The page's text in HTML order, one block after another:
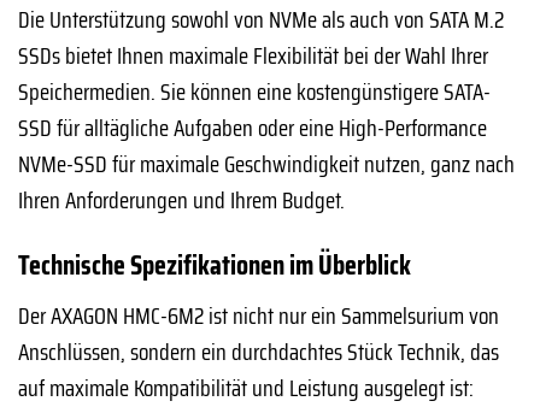
Die Unterstützung sowohl von NVMe als auch von SATA M.2
SSDs bietet Ihnen maximale Flexibilität bei der Wahl Ihrer
Speichermedien. Sie können eine kostengünstigere SATA-
SSD für alltägliche Aufgaben oder eine High-Performance
NVMe-SSD für maximale Geschwindigkeit nutzen, ganz nach
Ihren Anforderungen und Ihrem Budget.
Technische Spezifikationen im Überblick
Der AXAGON HMC-6M2 ist nicht nur ein Sammelsurium von
Anschlüssen, sondern ein durchdachtes Stück Technik, das
auf maximale Kompatibilität und Leistung ausgelegt ist: